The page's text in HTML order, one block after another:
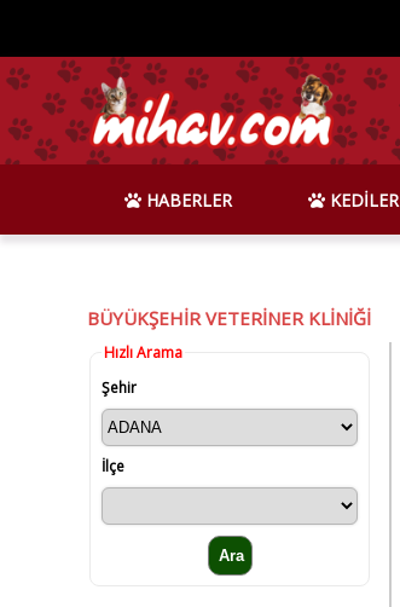
HABERLER KEDİLER
BÜYÜKŞEHİR VETERİNER KLİNİĞİ
Hızlı Arama
Şehir
İlçe